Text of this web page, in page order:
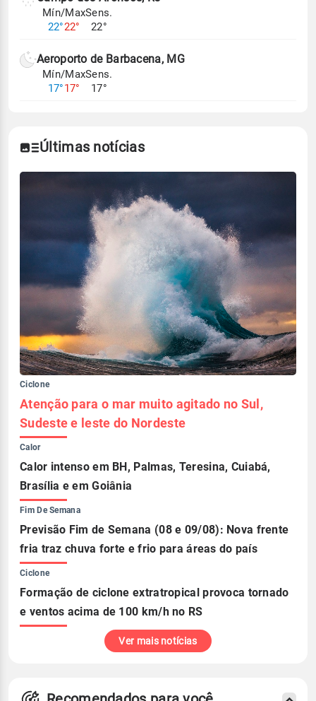
Mín/Max
22°22°
Sens.
22°
Aeroporto de Barbacena, MG
Mín/Max
17°17°
Sens.
17°
Últimas notícias
Ciclone
Atenção para o mar muito agitado no Sul,
Sudeste e leste do Nordeste
Calor
Calor intenso em BH, Palmas, Teresina, Cuiabá,
Brasília e em Goiânia
Fim De Semana
Previsão Fim de Semana (08 e 09/08): Nova frente
fria traz chuva forte e frio para áreas do país
Ciclone
Formação de ciclone extratropical provoca tornado
e ventos acima de 100 km/h no RS
Ver mais notícias